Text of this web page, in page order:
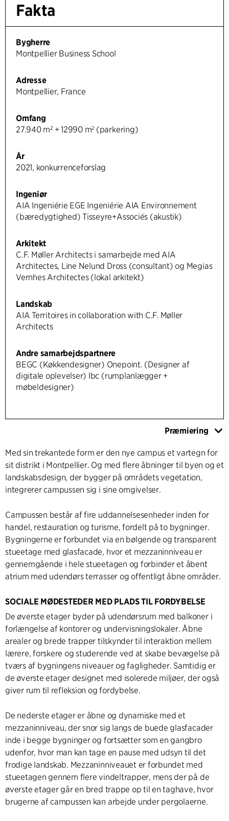
Fakta
Bygherre
Montpellier Business School
Adresse
Montpellier, France
Omfang
27.940 m² + 12990 m² (parkering)
År
2021, konkurrenceforslag
Ingeniør
AIA Ingeniérie EGE Ingeniérie AIA Environnement
(bæredygtighed) Tisseyre+Associés (akustik)
Arkitekt
C.F. Møller Architects i samarbejde med AIA
Architectes, Line Nelund Dross (consultant) og Megias
Vernhes Architectes (lokal arkitekt)
Landskab
AIA Territoires in collaboration with C.F. Møller
Architects
Andre samarbejdspartnere
BEGC (Køkkendesigner) Onepoint. (Designer af
digitale oplevelser) lbc (rumplanlægger +
møbeldesigner)
Præmiering
Med sin trekantede form er den nye campus et vartegn for
sit distrikt i Montpellier. Og med flere åbninger til byen og et
landskabsdesign, der bygger på områdets vegetation,
integrerer campussen sig i sine omgivelser.
Campussen består af fire uddannelsesenheder inden for
handel, restauration og turisme, fordelt på to bygninger.
Bygningerne er forbundet via en bølgende og transparent
stueetage med glasfacade, hvor et mezzaninniveau er
gennemgående i hele stueetagen og forbinder et åbent
atrium med udendørs terrasser og offentligt åbne områder.
SOCIALE MØDESTEDER MED PLADS TIL FORDYBELSE
De øverste etager byder på udendørsrum med balkoner i
forlængelse af kontorer og undervisningslokaler. Åbne
arealer og brede trapper tilskynder til interaktion mellem
lærere, forskere og studerende ved at skabe bevægelse på
tværs af bygningens niveauer og fagligheder. Samtidig er
de øverste etager designet med isolerede miljøer, der også
giver rum til refleksion og fordybelse.
De nederste etager er åbne og dynamiske med et
mezzaninniveau, der snor sig langs de buede glasfacader
inde i begge bygninger og fortsætter som en gangbro
udenfor, hvor man kan tage en pause med udsyn til det
frodige landskab. Mezzaninniveauet er forbundet med
stueetagen gennem flere vindeltrapper, mens der på de
øverste etager går en bred trappe op til en taghave, hvor
brugerne af campussen kan arbejde under pergolaerne.